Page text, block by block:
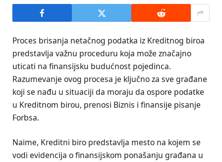
Proces brisanja netačnog podatka iz Kreditnog biroa
predstavlja važnu proceduru koja može značajno
uticati na finansijsku budućnost pojedinca.
Razumevanje ovog procesa je ključno za sve građane
koji se nađu u situaciji da moraju da ospore podatke
u Kreditnom birou, prenosi Biznis i finansije pisanje
Forbsa.
Naime, Kreditni biro predstavlja mesto na kojem se
vodi evidencija o finansijskom ponašanju građana u